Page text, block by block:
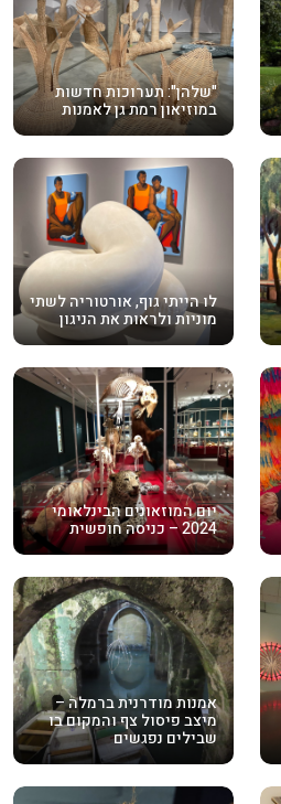
"שלהן": תערוכות חדשות
במוזיאון רמת גן לאמנות
לו הייתי גוף, אורטוריה לשתי
מוניות ולראות את הניגון
יום המוזאונים הבינלאומי
2024 – כניסה חופשית
אמנות מודרנית ברמלה –
מיצב פיסול צף והמקום בו
שבילים נפגשים